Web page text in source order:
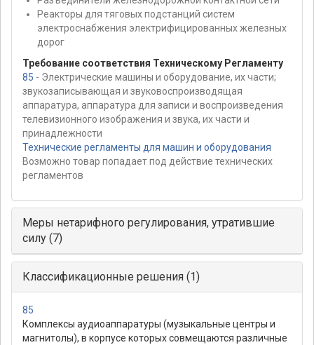
Реакторы для тяговых подстанций систем
электроснабжения электрифицированных железных
дорог
Требование соответствия Техническому Регламенту
85 - Электрические машины и оборудование, их части;
звукозаписывающая и звуковоспроизводящая
аппаратура, аппаратура для записи и воспроизведения
телевизионного изображения и звука, их части и
принадлежности
Технические регламенты для машин и оборудования
Возможно товар попадает под действие технических
регламентов
Меры нетарифного регулирования, утратившие
силу (7)
Классификационные решения (1)
85
Комплексы аудиоаппаратуры (музыкальные центры и
магнитолы), в корпусе которых совмещаются различные